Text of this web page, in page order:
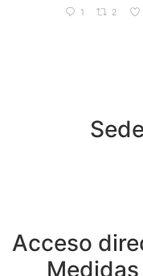
1 2
Acceso